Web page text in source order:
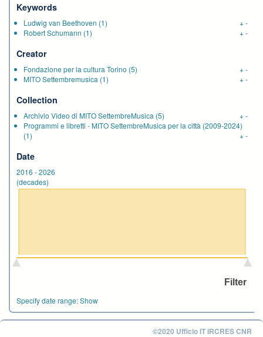
Keywords
Ludwig van Beethoven (1) +-
Robert Schumann (1) +-
Creator
Fondazione per la cultura Torino (5) +-
MITO Settembremusica (1) +-
Collection
Archivio Video di MITO SettembreMusica (5) +-
Programmi e libretti - MITO SettembreMusica per la città (2009-2024)
(1)
+-
Date
2016 -2026
(decades)
Specify date range:Show
©2020 Ufficio IT IRCRES CNR